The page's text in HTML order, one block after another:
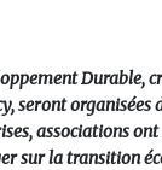
Durable,
seront organisées
associations
sur la transition